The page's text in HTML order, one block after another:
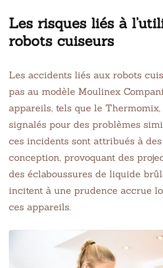
Les risques liés à
robots cuiseurs
Les accidents liés aux robots
pas au modèle Moulinex
appareils, tels que le
signalés pour des problèmes
ces incidents sont attribués à
conception, provoquant des
des éclaboussures de liquide
incitent à une prudence accrue
ces appareils.